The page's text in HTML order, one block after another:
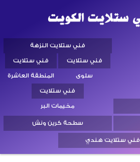
فني ستلايت النزهة
فني ستلايت
سلوى
فني ستلايت
المنطقة العاشرة
فني ستلايت
مخيمات البر
سطحة كرين ونش
فني ستلايت هندي